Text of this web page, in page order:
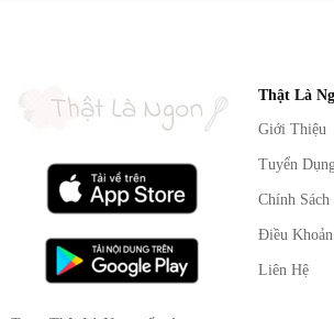
Thật Là
Giới Thiệu
Tuyển
Chính
Điều
Liên Hệ